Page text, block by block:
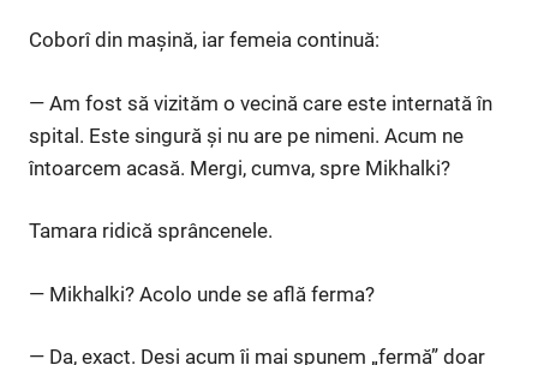
Coborî din mașină, iar femeia continuă:
— Am fost să vizităm o vecină care este internată în
spital. Este singură și nu are pe nimeni. Acum ne
întoarcem acasă. Mergi, cumva, spre Mikhalki?
Tamara ridică sprâncenele.
— Mikhalki? Acolo unde se află ferma?
— Da, exact. Deși acum îi mai spunem „fermă” doar